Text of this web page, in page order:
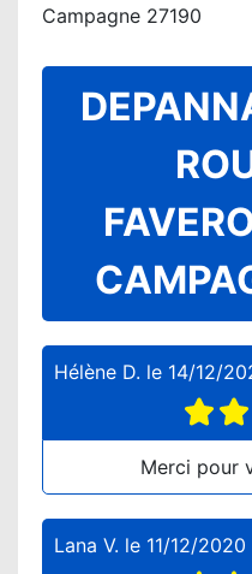
Campagne 27190
Hélène D. le 14/12/
Merci pour
Lana V. le 11/12/2020